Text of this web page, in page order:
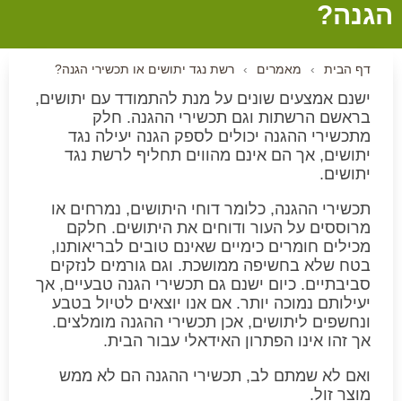
הגנה?
דף הבית › מאמרים › רשת נגד יתושים או תכשירי הגנה?
ישנם אמצעים שונים על מנת להתמודד עם יתושים,
בראשם הרשתות וגם תכשירי ההגנה. חלק
מתכשירי ההגנה יכולים לספק הגנה יעילה נגד
יתושים, אך הם אינם מהווים תחליף לרשת נגד
יתושים.
תכשירי ההגנה, כלומר דוחי היתושים, נמרחים או
מרוססים על העור ודוחים את היתושים. חלקם
מכילים חומרים כימיים שאינם טובים לבריאותנו,
בטח שלא בחשיפה ממושכת. וגם גורמים לנזקים
סביבתיים. כיום ישנם גם תכשירי הגנה טבעיים, אך
יעילותם נמוכה יותר. אם אנו יוצאים לטיול בטבע
ונחשפים ליתושים, אכן תכשירי ההגנה מומלצים.
אך זהו אינו הפתרון האידאלי עבור הבית.
ואם לא שמתם לב, תכשירי ההגנה הם לא ממש
מוצר זול.